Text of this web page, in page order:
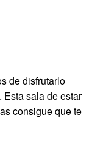
de disfrutarlo
Esta sala de estar
consigue que te